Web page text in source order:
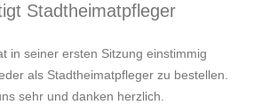
Stadtheimatpfleger
in seiner ersten Sitzung einstimmig
als Stadtheimatpfleger zu bestellen.
sehr und danken herzlich.